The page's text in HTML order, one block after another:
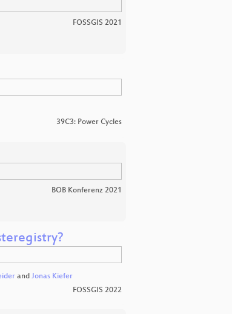
FOSSGIS 2021
39C3: Power Cycles
BOB Konferenz 2021
and Jonas Kiefer
FOSSGIS 2022